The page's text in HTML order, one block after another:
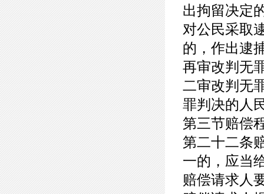
出拘留决定
对公民采取
的，作出逮
再审改判无
二审改判无
罪判决的人
第三节赔偿
第二十二条
一的，应当
赔偿请求人